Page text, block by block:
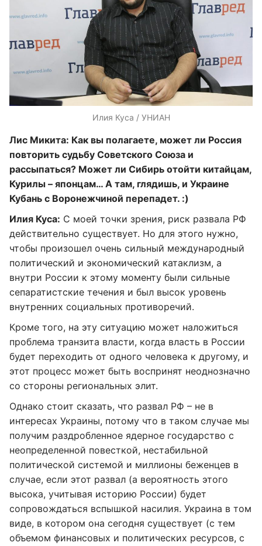
Илия Куса / УНИАН
Лис Микита: Как вы полагаете, может ли Россия
повторить судьбу Советского Союза и
рассыпаться? Может ли Сибирь отойти китайцам,
Курилы – японцам… А там, глядишь, и Украине
Кубань с Воронежчиной перепадет. :)
Илия Куса: С моей точки зрения, риск развала РФ
действительно существует. Но для этого нужно,
чтобы произошел очень сильный международный
политический и экономический катаклизм, а
внутри России к этому моменту были сильные
сепаратистские течения и был высок уровень
внутренних социальных противоречий.
Кроме того, на эту ситуацию может наложиться
проблема транзита власти, когда власть в России
будет переходить от одного человека к другому, и
этот процесс может быть воспринят неоднозначно
со стороны региональных элит.
Однако стоит сказать, что развал РФ – не в
интересах Украины, потому что в таком случае мы
получим раздробленное ядерное государство с
неопределенной повесткой, нестабильной
политической системой и миллионы беженцев в
случае, если этот развал (а вероятность этого
высока, учитывая историю России) будет
сопровождаться вспышкой насилия. Украина в том
виде, в котором она сегодня существует (с тем
объемом финансовых и политических ресурсов, с